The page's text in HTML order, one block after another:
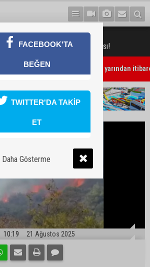
Murat Şenkul acil yardım çağrısı!
ücret kesinleşti, teşvik paketi yarından
10:19 21 Ağustos 2025
FACEBOOK'TA
BEĞEN
TWITTER'DA TAKİP
ET
Daha Gösterme